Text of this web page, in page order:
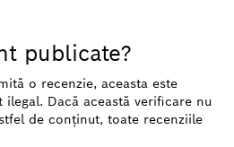
publicate?
o recenzie, aceasta este
Dacă această verificare nu
de conținut, toate recenziile